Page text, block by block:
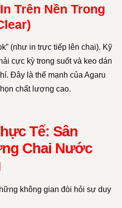
Trên Nền Trong
(như in trực tiếp lên chai). Kỹ
cực kỳ trong suốt và keo dán
Đây là thế mạnh của Agaru
chất lượng cao.
Tế: Sân
Chai Nước
không gian đòi hỏi sự duy